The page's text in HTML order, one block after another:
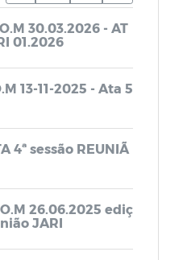
Plurianual
Fiscal - RGF
- RREO
da Despesa - QDD
de Contas Anual
30.03.2026 - AT
01.2026
13-11-2025 - Ata 5
4ª sessão REUNIÃ
26.06.2025 ediç
JARI